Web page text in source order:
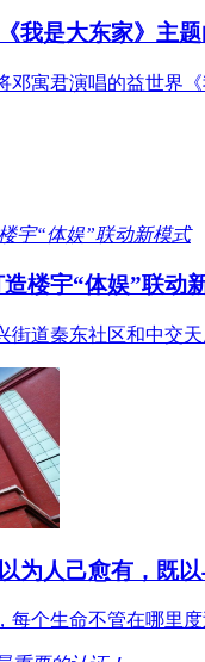
我是大东家》主
邓寓君演唱的益世界
楼宇“体娱”联动
街道秦东社区和中交
为人己愈有，既
每个生命不管在哪里